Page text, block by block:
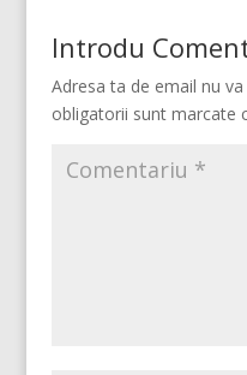
Introdu
Adresa ta de email nu
obligatorii sunt marcate